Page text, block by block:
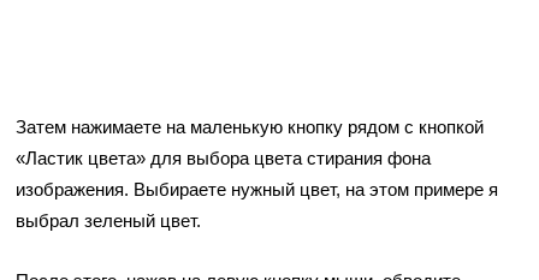
Затем нажимаете на маленькую кнопку рядом с кнопкой
«Ластик цвета» для выбора цвета стирания фона
изображения. Выбираете нужный цвет, на этом примере я
выбрал зеленый цвет.